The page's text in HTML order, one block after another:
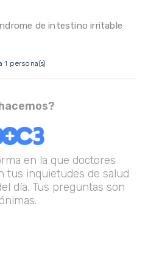
de intestino irritable
1 persona(s)
en la que doctores
tus inquietudes de salud
día. Tus preguntas son